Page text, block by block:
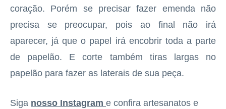
coração. Porém se precisar fazer emenda não
precisa se preocupar, pois ao final não irá
aparecer, já que o papel irá encobrir toda a parte
de papelão. E corte também tiras largas no
papelão para fazer as laterais de sua peça.
Siga nosso Instagram e confira artesanatos e